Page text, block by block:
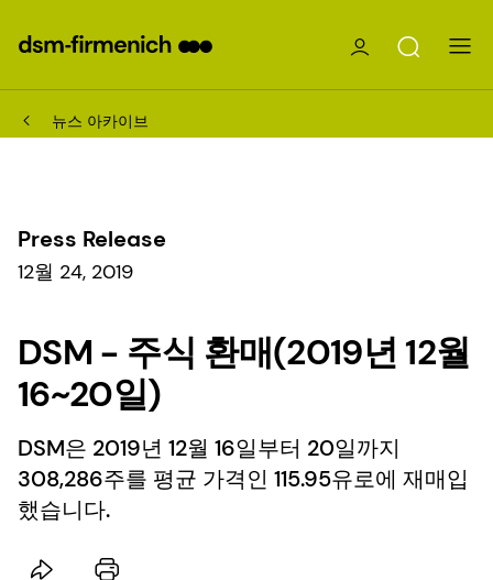
뉴스 아카이브
Press Release
12월 24, 2019
DSM - 주식 환매(2019년 12월
16~20일)
DSM은 2019년 12월 16일부터 20일까지
308,286주를 평균 가격인 115.95유로에 재매입
했습니다.